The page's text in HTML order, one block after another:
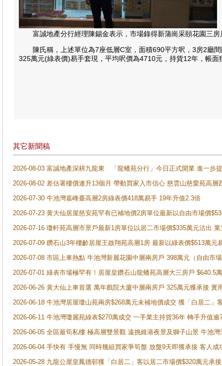
富誠地產分行經理陳錫金表示，市場錄得新蒲崗采頤花園三房
陳氏稱，上述單位為7座低層C室，面積690平方呎，3房2廳間
325萬元(綠表價)易手套現，平均呎價為4710元，持貨12年，帳
其它新聞稿
2026-08-03 富誠地產深耕九龍東 「龍蟠苑分行」今日正式開業 進一步
2026-08-02 差估署樓價連升13個月 帶動買家入市信心 慈雲山慈愛苑高層
2026-07-30 牛池灣嘉峰臺高層2房綠表價418萬易手 19年升值2.3倍
2026-07-23 黄大仙居屋慈安苑罕有已補地價2房單位最新以自由市場價
2026-07-16 瓊軒苑高層市景戶最新1房單位以居二市場價$335萬元沽出
2026-07-09 鑽石山3年樓齡居屋王啟翔苑高層1房 最新以綠表價$513萬元
2026-07-08 市區上車熱點 牛池灣新麗花園中層兩房戶 398萬元（自由市
2026-07-01 綠表市場極罕有！居屋皇鑽石山龍蟠苑高層大三房戶
2026-06-26 黃大仙上車首選 萬年戲院大廈中層兩房戶 325萬元獲承接 實
2026-06-18 牛池灣居屋瓊山苑兩房$268萬元未補地價成交 獲「白居二」
2026-06-11 牛池灣瓊麗苑綠表$270萬成交 一手業主持貨36年 轉手升值逾
2026-06-05 全區最筍私樓 極高層雙景觀 遠挑維港夜景及獅子山景 牛池
2026-06-04 手快有 手慢無 同時幾組買家爭筍盤 放盤9天即獲承接 客人
2026-05-28 九龍公屋皇鳳德邨獲「白居二」客以居二市場價$320萬元承接